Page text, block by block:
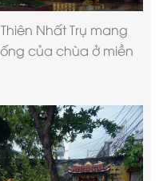
Nhất Trụ mang
của chùa ở miền